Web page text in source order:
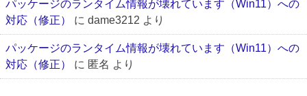
パッケージのランタイム情報が壊れています（Win11）への
対応（修正）
に dame3212 より
パッケージのランタイム情報が壊れています（Win11）への
対応（修正）
に 匿名 より